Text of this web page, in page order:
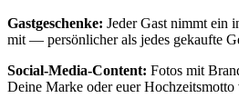
Gastgeschenke: Jeder Gast nimmt ein
mit — persönlicher als jedes gekaufte
Social-Media-Content: Fotos mit
Deine Marke oder euer Hochzeitsmotto